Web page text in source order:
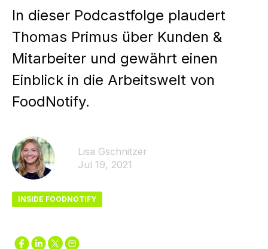
In dieser Podcastfolge plaudert
Thomas Primus über Kunden &
Mitarbeiter und gewährt einen
Einblick in die Arbeitswelt von
FoodNotify.
Lisa Gschnitzer
Jul 19, 2021
INSIDE FOODNOTIFY